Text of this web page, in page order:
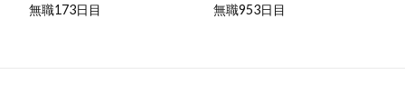
無職173日目 無職953日目